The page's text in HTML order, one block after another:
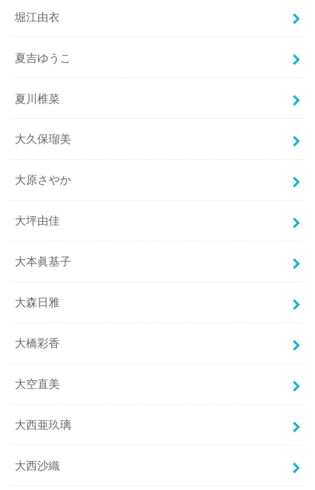
堀江由衣
夏吉ゆうこ
夏川椎菜
大久保瑠美
大原さやか
大坪由佳
大本眞基子
大森日雅
大橋彩香
大空直美
大西亜玖璃
大西沙織